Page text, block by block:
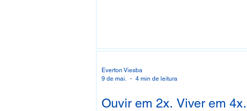
Ouvir em 2x. Viver em 4x.
Everton Viesba
9 de mai.
4 min de leitura